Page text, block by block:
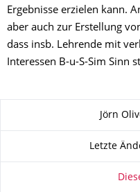
Ergebnisse erzielen kann.
aber auch zur Erstellung
dass insb. Lehrende mit
Interessen B-u-S-Sim Sinn
Zu dieser SeiteJörn
Letzte